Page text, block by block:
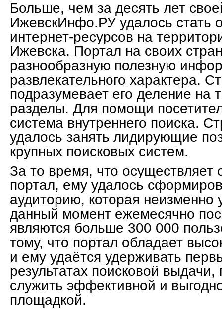
Больше, чем за десять лет
ИжевскИнфо.РУ удалось стать
интернет-ресурсов на
Ижевска. Портал на своих
разнообразную полезную
развлекательного характера.
подразумевает его деление на
разделы. Для помощи
система внутреннего поиска.
удалось занять лидирующие
крупных поисковых систем.
За то время, что осуществляет
портал, ему удалось
аудиторию, которая неизменно
данный момент ежемесячно
являются больше 300 000
тому, что портал обладает
и ему удаётся удерживать
результатах поисковой
служить эффективной и
площадкой.